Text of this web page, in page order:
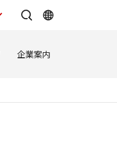
企業案内